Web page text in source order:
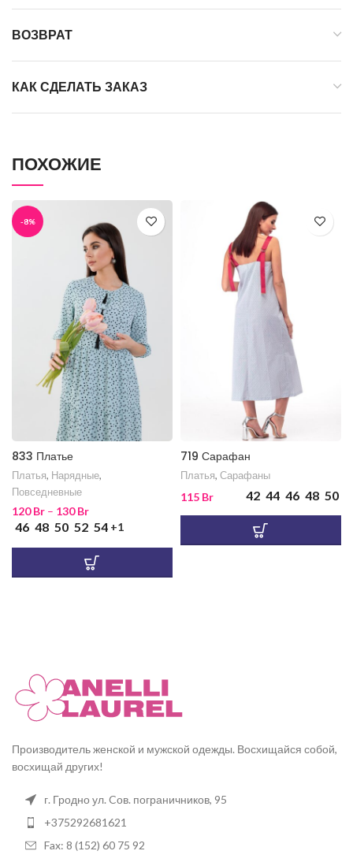
ВОЗВРАТ
КАК СДЕЛАТЬ ЗАКАЗ
ПОХОЖИЕ
-8%
833 Платье
Платья, Нарядные,
Повседневные
120Br – 130Br
46 48 50 52 54 +1
719 Сарафан
Платья, Сарафаны
115 Br 42 44 46 48 50
Производитель женской и мужской одежды. Восхищайся собой,
восхищай других!
г. Гродно ул. Cов. пограничников, 95
+375292681621
Fax: 8 (152) 60 75 92